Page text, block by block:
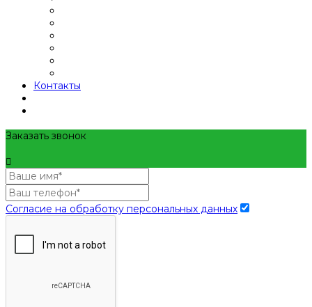
Контакты
Заказать звонок
Согласие на обработку персональных данных